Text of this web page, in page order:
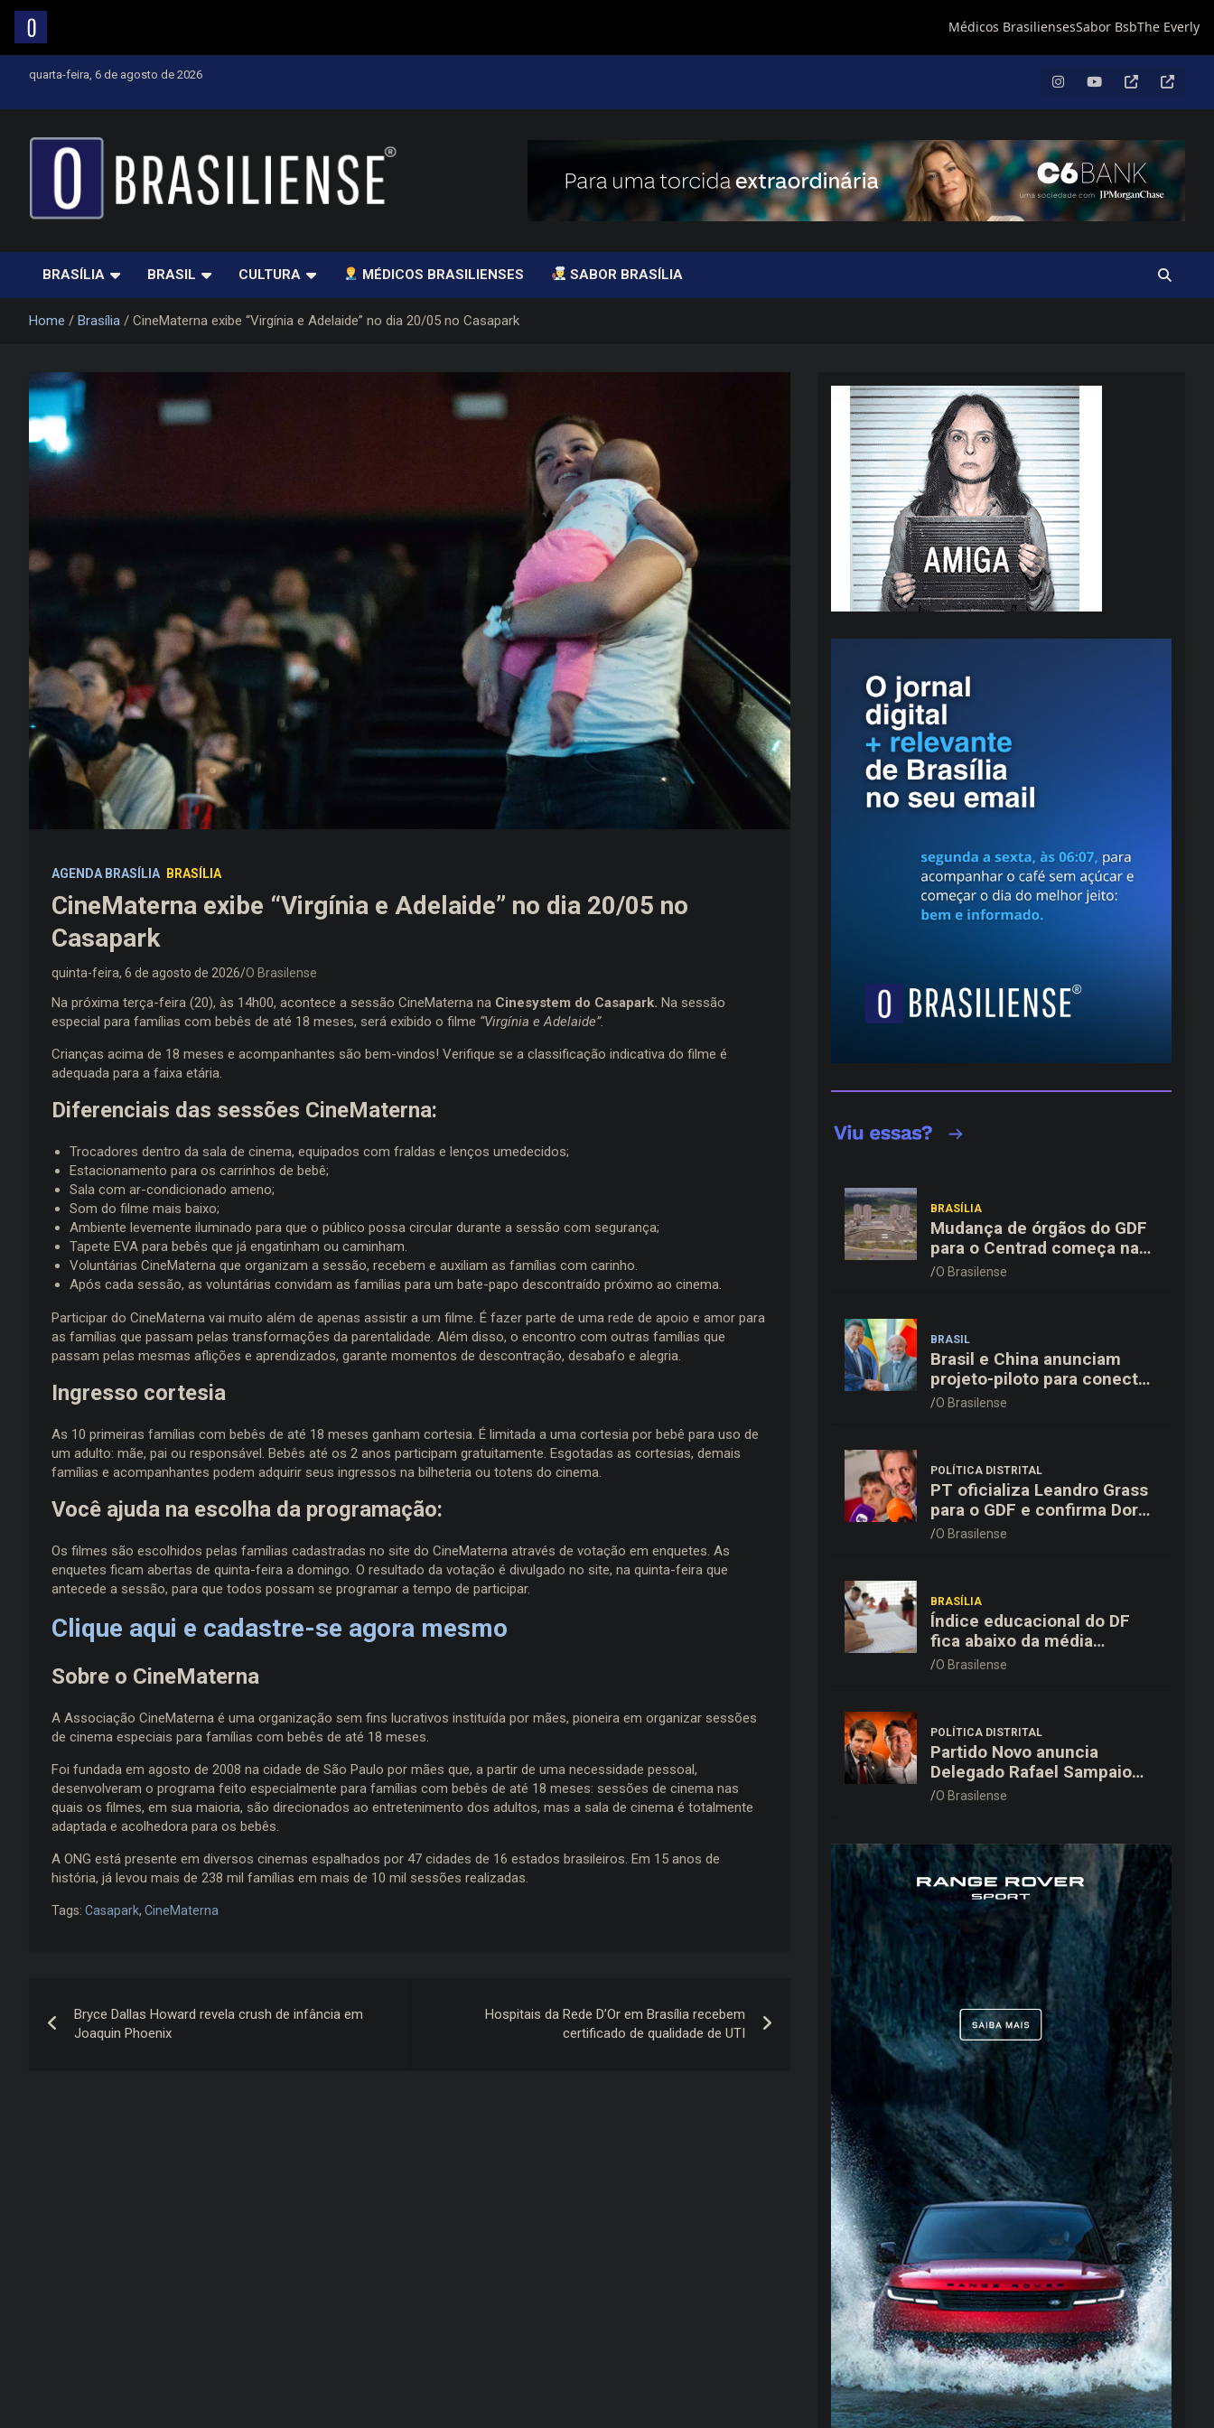
quarta-feira, 6 de agosto de 2026
BRASÍLIA BRASIL CULTURA MÉDICOS BRASILIENSES SABOR BRASÍLIA
Home Brasília CineMaterna exibe “Virgínia e Adelaide” no dia 20/05 no Casapark
AGENDA BRASÍLIA BRASÍLIA
CineMaterna exibe “Virgínia e Adelaide” no dia 20/05 no
Casapark
quinta-feira, 6 de agosto de 2026 O Brasilense
Na próxima terça-feira (20), às 14h00, acontece a sessão CineMaterna na Cinesystem do Casapark. Na sessão
especial para famílias com bebês de até 18 meses, será exibido o filme “Virgínia e Adelaide”.
Crianças acima de 18 meses e acompanhantes são bem-vindos! Verifique se a classificação indicativa do filme é
adequada para a faixa etária.
Diferenciais das sessões CineMaterna:
Trocadores dentro da sala de cinema, equipados com fraldas e lenços umedecidos;
Estacionamento para os carrinhos de bebê;
Sala com ar-condicionado ameno;
Som do filme mais baixo;
Ambiente levemente iluminado para que o público possa circular durante a sessão com segurança;
Tapete EVA para bebês que já engatinham ou caminham.
Voluntárias CineMaterna que organizam a sessão, recebem e auxiliam as famílias com carinho.
Após cada sessão, as voluntárias convidam as famílias para um bate-papo descontraído próximo ao cinema.
Participar do CineMaterna vai muito além de apenas assistir a um filme. É fazer parte de uma rede de apoio e amor para
as famílias que passam pelas transformações da parentalidade. Além disso, o encontro com outras famílias que
passam pelas mesmas aflições e aprendizados, garante momentos de descontração, desabafo e alegria.
Ingresso cortesia
As 10 primeiras famílias com bebês de até 18 meses ganham cortesia. É limitada a uma cortesia por bebê para uso de
um adulto: mãe, pai ou responsável. Bebês até os 2 anos participam gratuitamente. Esgotadas as cortesias, demais
famílias e acompanhantes podem adquirir seus ingressos na bilheteria ou totens do cinema.
Você ajuda na escolha da programação:
Os filmes são escolhidos pelas famílias cadastradas no site do CineMaterna através de votação em enquetes. As
enquetes ficam abertas de quinta-feira a domingo. O resultado da votação é divulgado no site, na quinta-feira que
antecede a sessão, para que todos possam se programar a tempo de participar.
Clique aqui e cadastre-se agora mesmo
Sobre o CineMaterna
A Associação CineMaterna é uma organização sem fins lucrativos instituída por mães, pioneira em organizar sessões
de cinema especiais para famílias com bebês de até 18 meses.
Foi fundada em agosto de 2008 na cidade de São Paulo por mães que, a partir de uma necessidade pessoal,
desenvolveram o programa feito especialmente para famílias com bebês de até 18 meses: sessões de cinema nas
quais os filmes, em sua maioria, são direcionados ao entretenimento dos adultos, mas a sala de cinema é totalmente
adaptada e acolhedora para os bebês.
A ONG está presente em diversos cinemas espalhados por 47 cidades de 16 estados brasileiros. Em 15 anos de
história, já levou mais de 238 mil famílias em mais de 10 mil sessões realizadas.
Tags: Casapark, CineMaterna
de
Bryce Dallas Howard revela crush de infância em
Joaquin Phoenix
Hospitais da Rede D’Or em Brasília recebem
certificado de qualidade de UTI
BRASÍLIA
Mudança de órgãos do GDF
para o Centrad começa na
próxima semana, anuncia
O Brasilense
BRASIL
Brasil e China anunciam
projeto-piloto para conectar
o Pix à rede de pagamentos
O Brasilense
POLÍTICA DISTRITAL
PT oficializa Leandro Grass
para o GDF e confirma Dora
Gomes como vice na chapa
O Brasilense
BRASÍLIA
Índice educacional do DF
fica abaixo da média
nacional em todas as etapas
O Brasilense
POLÍTICA DISTRITAL
Partido Novo anuncia
Delegado Rafael Sampaio
como candidato a vice-
O Brasilense